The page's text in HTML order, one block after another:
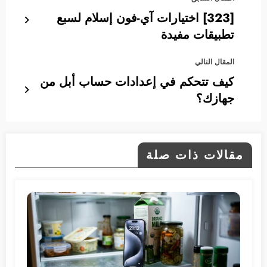
[323] اختيارات آي-فون إسلام لسبع
تطبيقات مفيدة
المقال التالي
كيف تتحكم في إعدادات حساب أبل من
جهازك؟
مقالات ذات صلة